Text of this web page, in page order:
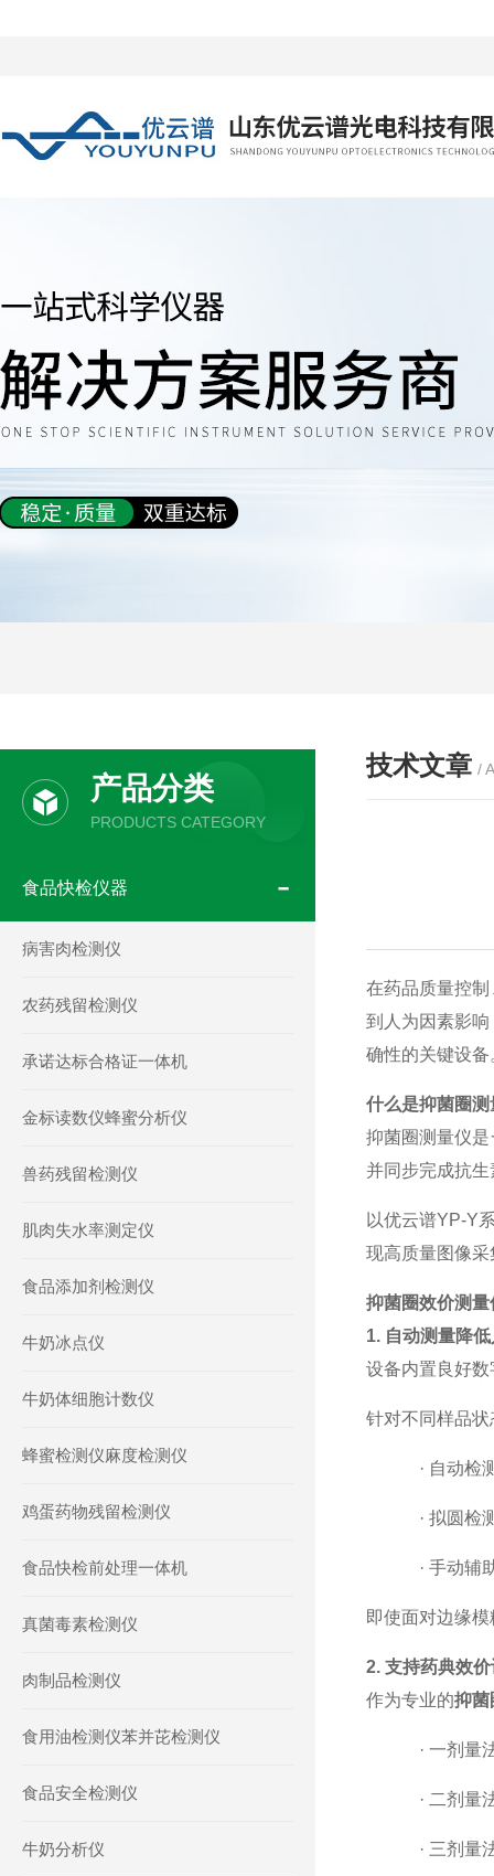
技术文章 /
在药品质量控
到人为因素影
确性的关键设备
什么是抑菌圈测
抑菌圈测量仪
并同步完成抗
以优云谱YP-Y
现高质量图像
抑菌圈效价测
1. 自动测量降
设备内置良好
针对不同样品
· 自动检
· 拟圆检
· 手动辅
即使面对边缘
2. 支持药典效价
作为专业的抑菌
· 一剂量
· 二剂量
· 三剂量
产品分类
PRODUCTS CATEGORY
食品快检仪器
病害肉检测仪
农药残留检测仪
承诺达标合格证一体机
金标读数仪蜂蜜分析仪
兽药残留检测仪
肌肉失水率测定仪
食品添加剂检测仪
牛奶冰点仪
牛奶体细胞计数仪
蜂蜜检测仪麻度检测仪
鸡蛋药物残留检测仪
食品快检前处理一体机
真菌毒素检测仪
肉制品检测仪
食用油检测仪苯并芘检测仪
食品安全检测仪
牛奶分析仪